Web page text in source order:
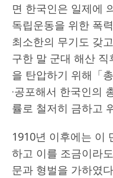
면 한국인은 일제에
독립운동을 위한 폭
최소한의 무기도 갖
구한 말 군대 해산
을 탄압하기 위해「
·공포해서 한국인의
률로 철저히 금하고
1910년 이후에는 이
하고 이를 조금이라
문과 형벌을 가하였